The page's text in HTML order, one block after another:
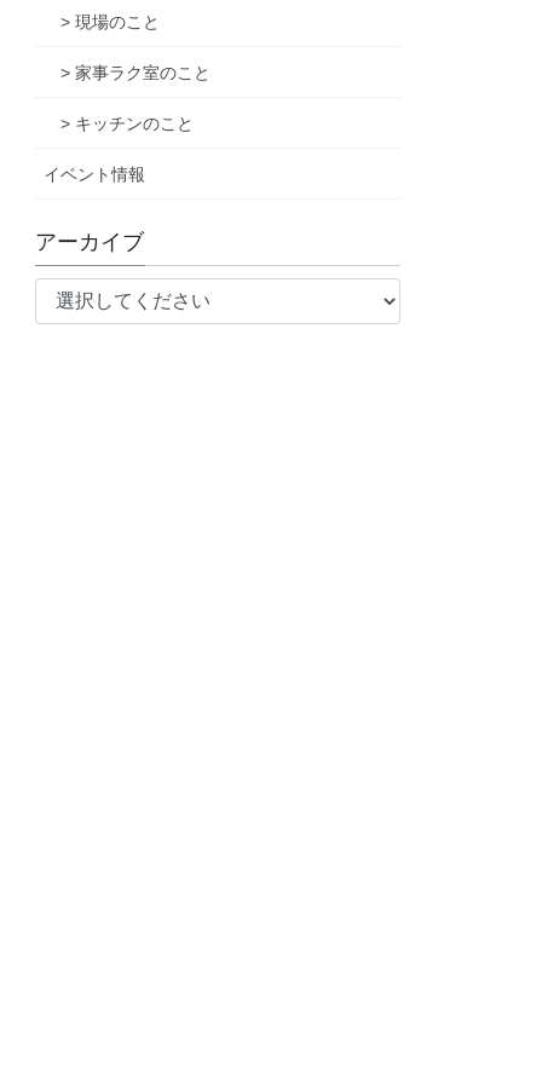
> 現場のこと
> 家事ラク室のこと
> キッチンのこと
イベント情報
アーカイブ